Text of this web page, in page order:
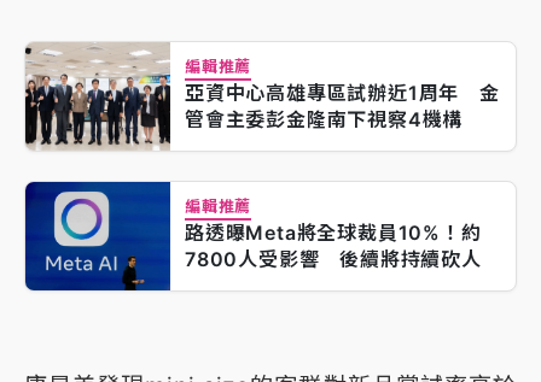
編輯推薦
亞資中心高雄專區試辦近1周年 金
管會主委彭金隆南下視察4機構
編輯推薦
路透曝Meta將全球裁員10%！約
7800人受影響 後續將持續砍人